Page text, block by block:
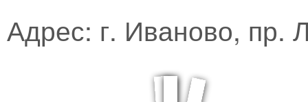
Адрес: г. Иваново, пр.